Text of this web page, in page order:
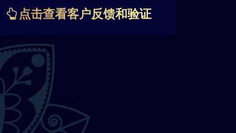
点击查看客户反馈和验证